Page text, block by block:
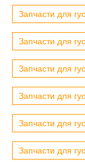
Запчасти для
Запчасти для
Запчасти для
Запчасти для
Запчасти для
Запчасти для